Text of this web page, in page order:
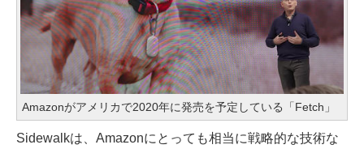
Amazonがアメリカで2020年に発売を予定している「Fetch」
Sidewalkは、Amazonにとっても相当に戦略的な技術な